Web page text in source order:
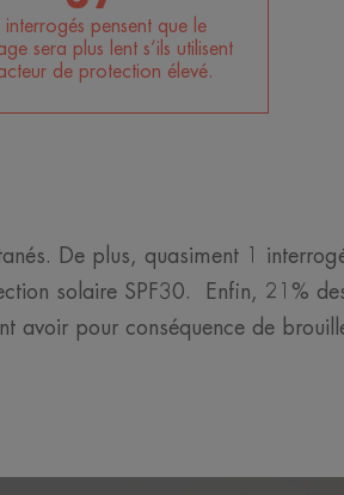
interrogés pensent que le
sera plus lent s’ils utilisent
de protection élevé.
De plus, quasiment 1
solaire SPF30. Enfin, 21%
avoir pour conséquence de